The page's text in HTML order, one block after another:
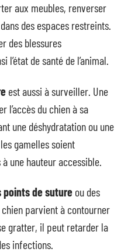
aux meubles, renverser
des espaces restreints.
des blessures
de santé de l’animal.
est aussi à surveiller. Une
l’accès du chien à sa
une déshydratation ou une
gamelles soient
une hauteur accessible.
de suture ou des
parvient à contourner
gratter, il peut retarder la
infections.